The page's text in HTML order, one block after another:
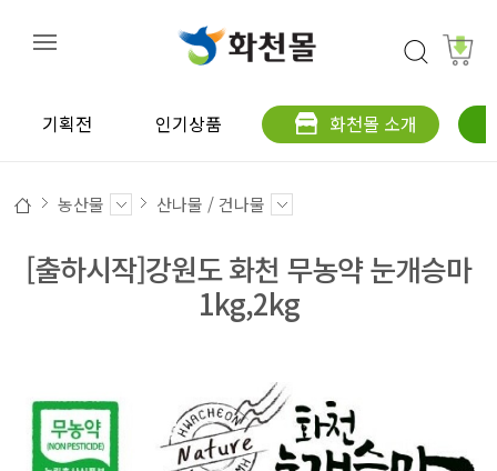
기획전 인기상품 화천몰 소개
농산물 산나물 / 건나물
[출하시작]강원도 화천 무농약 눈개승마
1kg,2kg